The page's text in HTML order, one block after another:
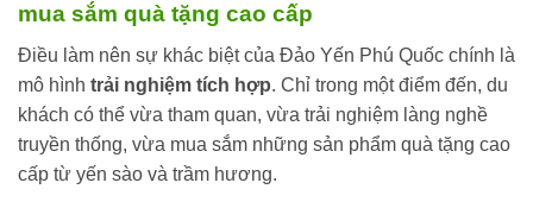
mua sắm quà tặng cao cấp
Điều làm nên sự khác biệt của Đảo Yến Phú Quốc chính là
mô hình trải nghiệm tích hợp. Chỉ trong một điểm đến, du
khách có thể vừa tham quan, vừa trải nghiệm làng nghề
truyền thống, vừa mua sắm những sản phẩm quà tặng cao
cấp từ yến sào và trầm hương.